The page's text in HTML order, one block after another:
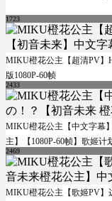
1723
MIKU橙花公主【超清PV】
版1080P-60帧
2433
MIKU橙花公主【中文字幕
主】【1080P-60帧】歌姬计
2469
MIKU橙花公主【歌姬PV】